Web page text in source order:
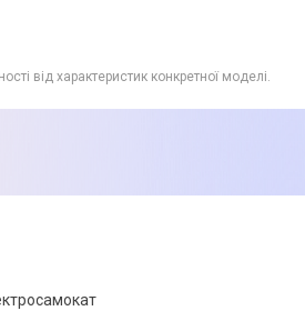
від характеристик конкретної моделі.